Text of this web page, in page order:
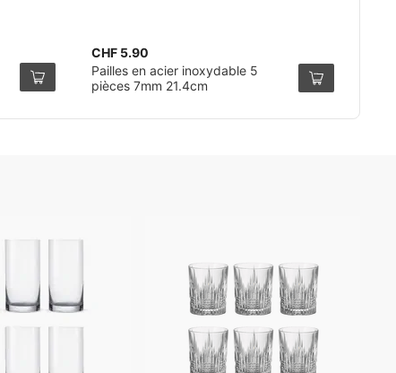
CHF 5.90
Pailles en acier inoxydable 5
pièces 7mm 21.4cm